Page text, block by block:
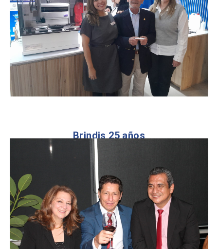
Brindis 25 años